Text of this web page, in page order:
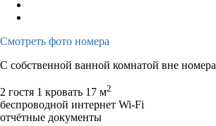
Смотреть фото номера
С собственной ванной комнатой вне номера
2 гостя 1 кровать 17 м2
беспроводной интернет Wi-Fi
отчётные документы